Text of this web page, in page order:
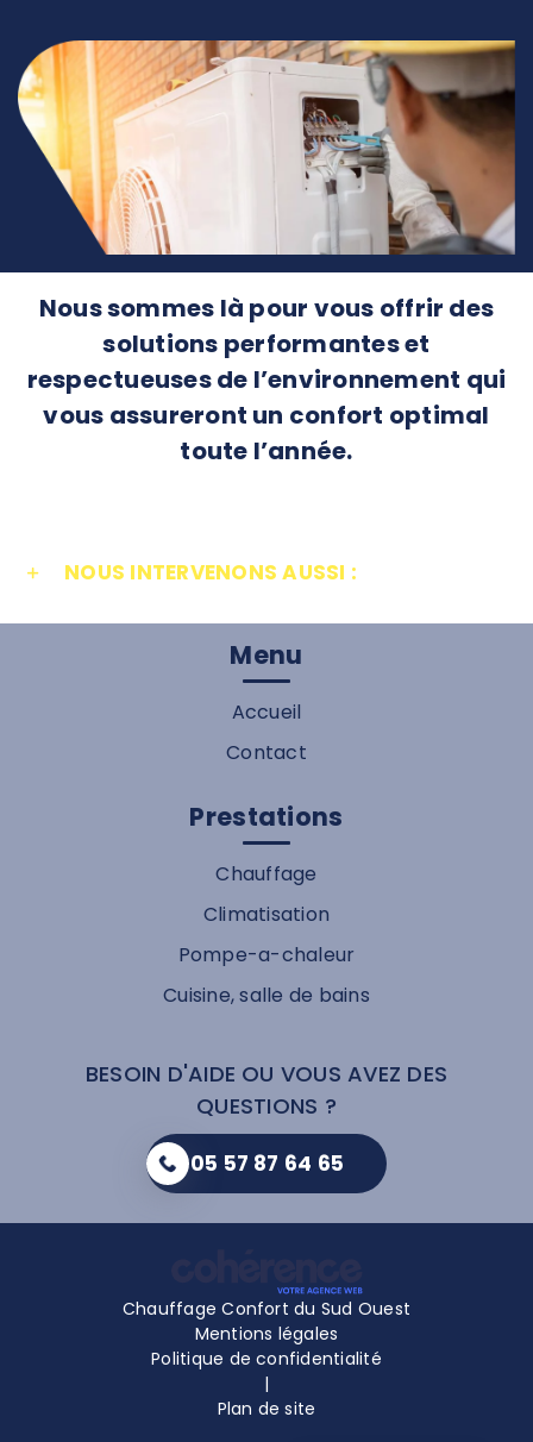
Nous sommes là pour vous offrir des
solutions performantes et
respectueuses de l’environnement qui
vous assureront un confort optimal
toute l’année.
NOUS INTERVENONS AUSSI :
Menu
Accueil
Contact
Prestations
Chauffage
Climatisation
Pompe-a-chaleur
Cuisine, salle de bains
BESOIN D'AIDE OU VOUS AVEZ DES
QUESTIONS ?
05 57 87 64 65
Chauffage Confort du Sud Ouest
Mentions légales
Politique de confidentialité
|
Plan de site